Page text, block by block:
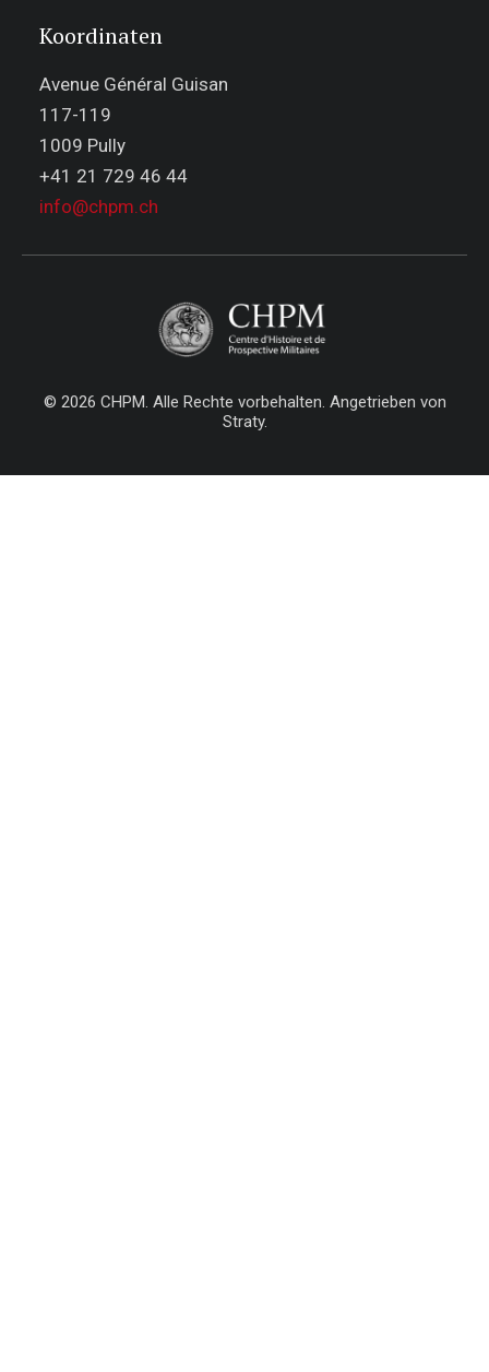
Koordinaten
Avenue Général Guisan
117-119
1009 Pully
+41 21 729 46 44
info@chpm.ch
© 2026 CHPM. Alle Rechte vorbehalten. Angetrieben von
Straty.